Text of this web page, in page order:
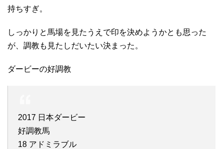
持ちすぎ。
しっかりと馬場を見たうえで印を決めようかとも思った
が、調教も見たしだいたい決まった。
ダービーの好調教
2017 日本ダービー
好調教馬
18 アドミラブル